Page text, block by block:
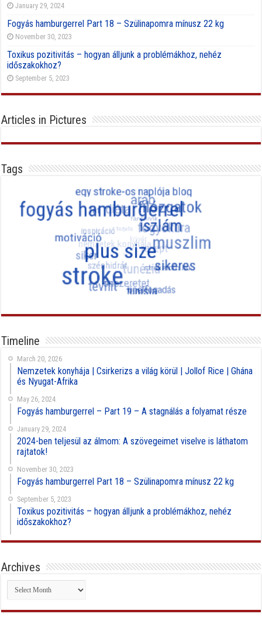
January 29, 2024
Fogyás hamburgerrel Part 18 – Szülinapomra mínusz 22 kg
November 30, 2023
Toxikus pozitivitás – hogyan álljunk a problémákhoz, nehéz
időszakokhoz?
September 5, 2023
Articles in Pictures
Tags
Timeline
March 20, 2026
Nemzetek konyhája | Csirkerizs a világ körül | Jollof Rice | Ghána
és Nyugat-Afrika
May 26, 2024
Fogyás hamburgerrel – Part 19 – A stagnálás a folyamat része
January 29, 2024
2024-ben teljesül az álmom: A szövegeimet viselve is láthatom
rajtatok!
November 30, 2023
Fogyás hamburgerrel Part 18 – Szülinapomra mínusz 22 kg
September 5, 2023
Toxikus pozitivitás – hogyan álljunk a problémákhoz, nehéz
időszakokhoz?
Archives
Archives